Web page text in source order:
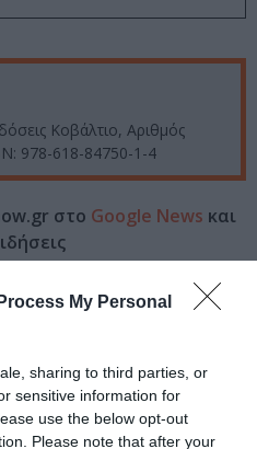
My Personal
sharing to third parties, or
sensitive information for
use the below opt-out
Please note that after your
Κοβάλτιο, Αριθμός
978-618-84750-1-4
στο Google News και
για την Τέχνη και τον